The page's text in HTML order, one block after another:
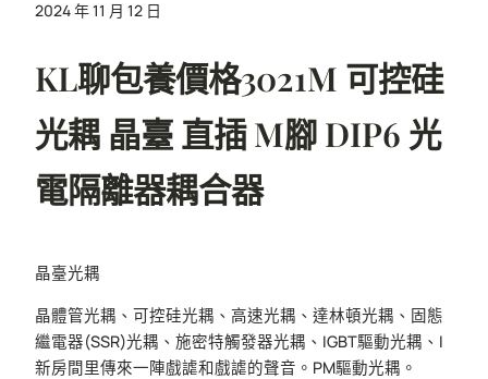
2024 年 11 月 12 日
KL聊包養價格3021M 可控硅
光耦 晶臺 直插 M腳 DIP6 光
電隔離器耦合器
晶臺光耦
晶體管光耦、可控硅光耦、高速光耦、達林頓光耦、固態
繼電器(SSR)光耦、施密特觸發器光耦、IGBT驅動光耦、I
新房間里傳來一陣戲謔和戲謔的聲音。PM驅動光耦。